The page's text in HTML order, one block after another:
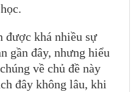
được khá nhiều sự
gần đây, nhưng hiểu
về chủ đề này
đây không lâu, khi